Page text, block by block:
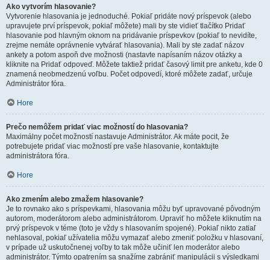
Ako vytvorím hlasovanie?
Vytvorenie hlasovania je jednoduché. Pokiaľ pridáte nový príspevok (alebo
upravujete prví príspevok, pokiaľ môžete) mali by ste vidieť tlačítko Pridať
hlasovanie pod hlavným oknom na pridávanie príspevkov (pokiaľ to nevidíte,
zrejme nemáte oprávnenie vytvárať hlasovania). Mali by ste zadať názov
ankety a potom aspoň dve možnosti (nastavte napísaním názov otázky a
kliknite na Pridať odpoveď. Môžete taktiež pridať časový limit pre anketu, kde 0
znamená neobmedzenú voľbu. Počet odpovedí, ktoré môžete zadať, určuje
Administrátor fóra.
Hore
Prečo nemôžem pridať viac možností do hlasovania?
Maximálny počet možností nastavuje Administrátor. Ak máte pocit, že
potrebujete pridať viac možností pre vaše hlasovanie, kontaktujte
administrátora fóra.
Hore
Ako zmením alebo zmažem hlasovanie?
Je to rovnako ako s príspevkami, hlasovania môžu byť upravované pôvodným
autorom, moderátorom alebo administrátorom. Upraviť ho môžete kliknutím na
prvý príspevok v téme (toto je vždy s hlasovaním spojené). Pokiaľ nikto zatiaľ
nehlasoval, pokiaľ užívatelia môžu vymazať alebo zmeniť položku v hlasovaní,
v prípade už uskutočnenej voľby to tak môže učiniť len moderátor alebo
administrátor. Týmto opatrením sa snažíme zabrániť manipulácii s výsledkami